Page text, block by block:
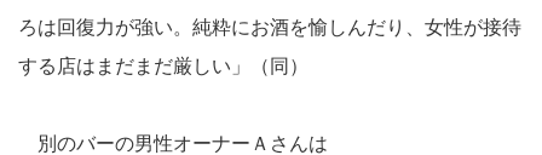
ろは回復力が強い。純粋にお酒を愉しんだり、女性が接待
する店はまだまだ厳しい」（同）
別のバーの男性オーナーＡさんは